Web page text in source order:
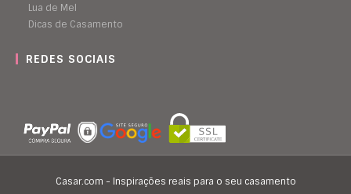
Lua de Mel
Dicas de Casamento
REDES SOCIAIS
Casar.com - Inspirações reais para o seu casamento